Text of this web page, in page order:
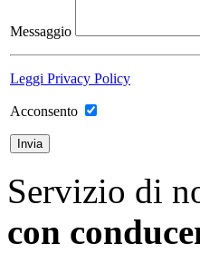
Messaggio
Leggi Privacy Policy
Acconsento
Servizio di
con